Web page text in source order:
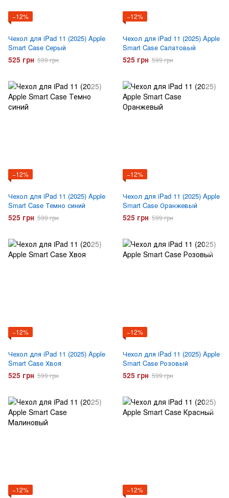
−12%
Чехол для iPad 11 (2025) Apple
Smart Case Серый
525 грн 599 грн
−12%
Чехол для iPad 11 (2025) Apple
Smart Case Салатовый
525 грн 599 грн
−12%
Чехол для iPad 11 (2025) Apple
Smart Case Темно синий
525 грн 599 грн
−12%
Чехол для iPad 11 (2025) Apple
Smart Case Оранжевый
525 грн 599 грн
−12%
Чехол для iPad 11 (2025) Apple
Smart Case Хвоя
525 грн 599 грн
−12%
Чехол для iPad 11 (2025) Apple
Smart Case Розовый
525 грн 599 грн
−12% −12%